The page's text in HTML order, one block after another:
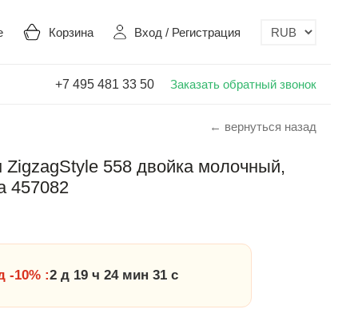
Корзина Вход / Регистрация
+7 495 481 33 50 Заказать обратный звонок
← вернуться назад
558 двойка молочный,
457082
-10% :2 д 19 ч 24 мин 30 с